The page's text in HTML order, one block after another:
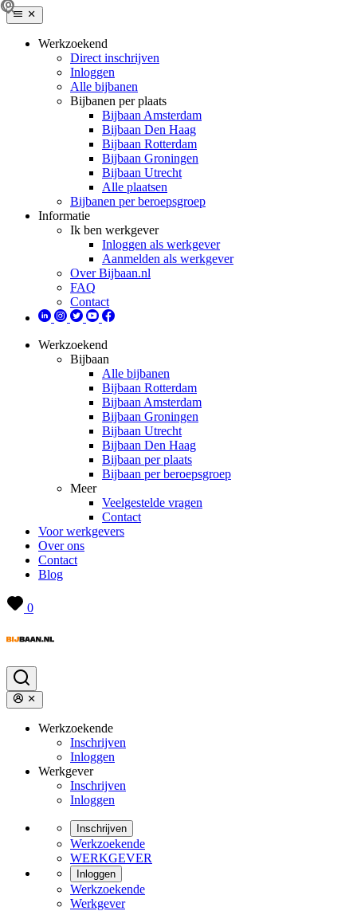
Werkzoekend
Direct inschrijven
Inloggen
Alle bijbanen
Bijbanen per plaats
Bijbaan Amsterdam
Bijbaan Den Haag
Bijbaan Rotterdam
Bijbaan Groningen
Bijbaan Utrecht
Alle plaatsen
Bijbanen per beroepsgroep
Informatie
Ik ben werkgever
Inloggen als werkgever
Aanmelden als werkgever
Over Bijbaan.nl
FAQ
Contact
Werkzoekend
Bijbaan
Alle bijbanen
Bijbaan Rotterdam
Bijbaan Amsterdam
Bijbaan Groningen
Bijbaan Utrecht
Bijbaan Den Haag
Bijbaan per plaats
Bijbaan per beroepsgroep
Meer
Veelgestelde vragen
Contact
Voor werkgevers
Over ons
Contact
Blog
0
Werkzoekende
Inschrijven
Inloggen
Werkgever
Inschrijven
Inloggen
Inschrijven
Werkzoekende
WERKGEVER
Inloggen
Werkzoekende
Werkgever